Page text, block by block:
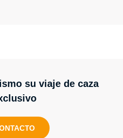
su viaje de caza